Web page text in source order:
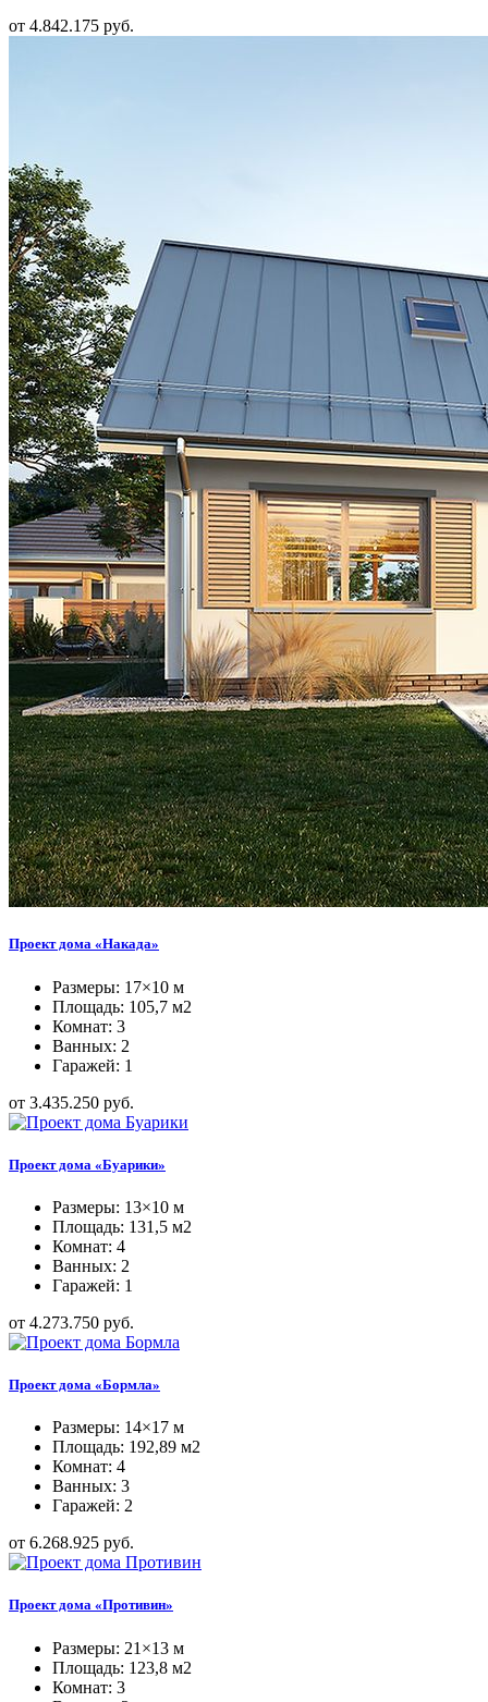
от 4.842.175 руб.
Проект дома «Накада»
Размеры: 17×10 м
Площадь: 105,7 м2
Комнат: 3
Ванных: 2
Гаражей: 1
от 3.435.250 руб.
Проект дома «Буарики»
Размеры: 13×10 м
Площадь: 131,5 м2
Комнат: 4
Ванных: 2
Гаражей: 1
от 4.273.750 руб.
Проект дома «Бормла»
Размеры: 14×17 м
Площадь: 192,89 м2
Комнат: 4
Ванных: 3
Гаражей: 2
от 6.268.925 руб.
Проект дома «Противин»
Размеры: 21×13 м
Площадь: 123,8 м2
Комнат: 3